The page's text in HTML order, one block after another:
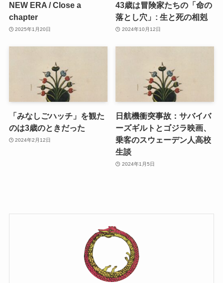
NEW ERA / Close a
chapter
2025年1月20日
43歳は冒険家たちの「命の
落とし穴」: 生と死の相剋
2024年10月12日
「みなしごハッチ」を観た
のは3歳のときだった
2024年2月12日
日航機衝突事故：サバイバ
ーズギルトとゴジラ映画、
乗客のスウェーデン人高校
生談
2024年1月5日